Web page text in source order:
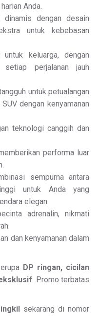
Anda.
dengan desain
untuk kebebasan
keluarga, dengan
setiap perjalanan jauh
untuk petualangan
dengan kenyamanan
teknologi canggih dan
performa luar
sempurna antara
untuk Anda yang
elegan.
adrenalin, nikmati
dan kenyamanan dalam
DP ringan, cicilan
. Promo terbatas
sekarang di nomor